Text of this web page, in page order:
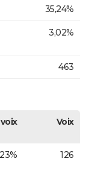
35,24%
3,02%
463
Voix
126